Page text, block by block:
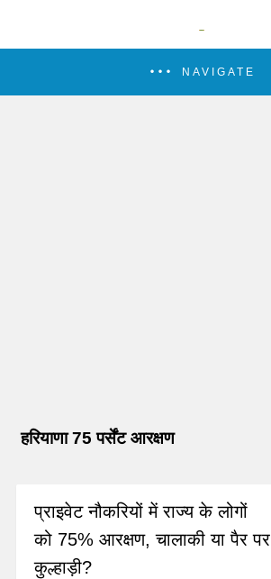
NAVIGATE
हरियाणा 75 पर्सेंट आरक्षण
प्राइवेट नौकरियों में राज्य के लोगों
को 75% आरक्षण, चालाकी या पैर पर
कुल्हाड़ी?